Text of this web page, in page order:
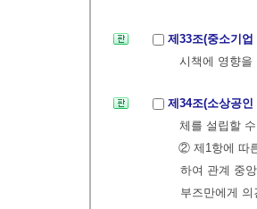
제33조(중소기
시책에 영향을
제34조(소상공
체를 설립할
② 제1항에 따
하여 관계 중
부즈만에게